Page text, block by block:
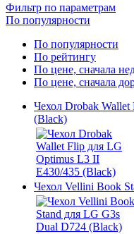
Фильтр по параметрам
По популярности
По популярности
По рейтингу
По цене, сначала
По цене, сначала
Чехол Drobak
(Black)
Чехол Vellini Book